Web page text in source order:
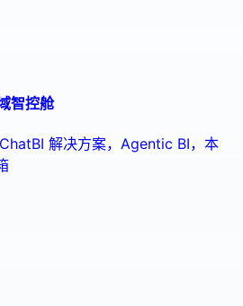
智控舱
解决方案，Agentic BI，本